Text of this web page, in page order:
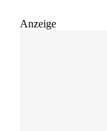
Anzeige